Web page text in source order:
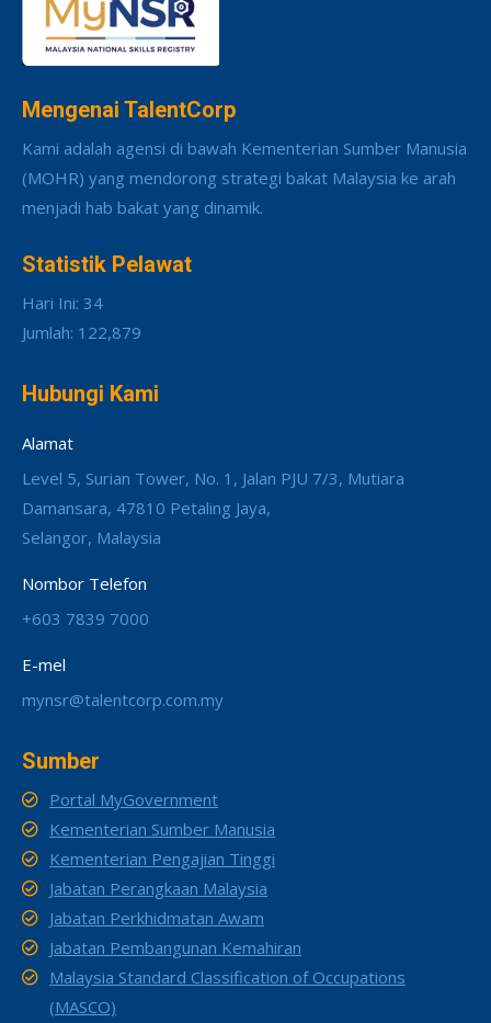
Mengenai TalentCorp
Kami adalah agensi di bawah Kementerian Sumber Manusia
(MOHR) yang mendorong strategi bakat Malaysia ke arah
menjadi hab bakat yang dinamik.
Statistik Pelawat
Hari Ini: 34
Jumlah: 122,879
Hubungi Kami
Alamat
Level 5, Surian Tower, No. 1, Jalan PJU 7/3, Mutiara
Damansara, 47810 Petaling Jaya,
Selangor, Malaysia
Nombor Telefon
+603 7839 7000
E-mel
mynsr@talentcorp.com.my
Sumber
Portal MyGovernment
Kementerian Sumber Manusia
Kementerian Pengajian Tinggi
Jabatan Perangkaan Malaysia
Jabatan Perkhidmatan Awam
Jabatan Pembangunan Kemahiran
Malaysia Standard Classification of Occupations
(MASCO)